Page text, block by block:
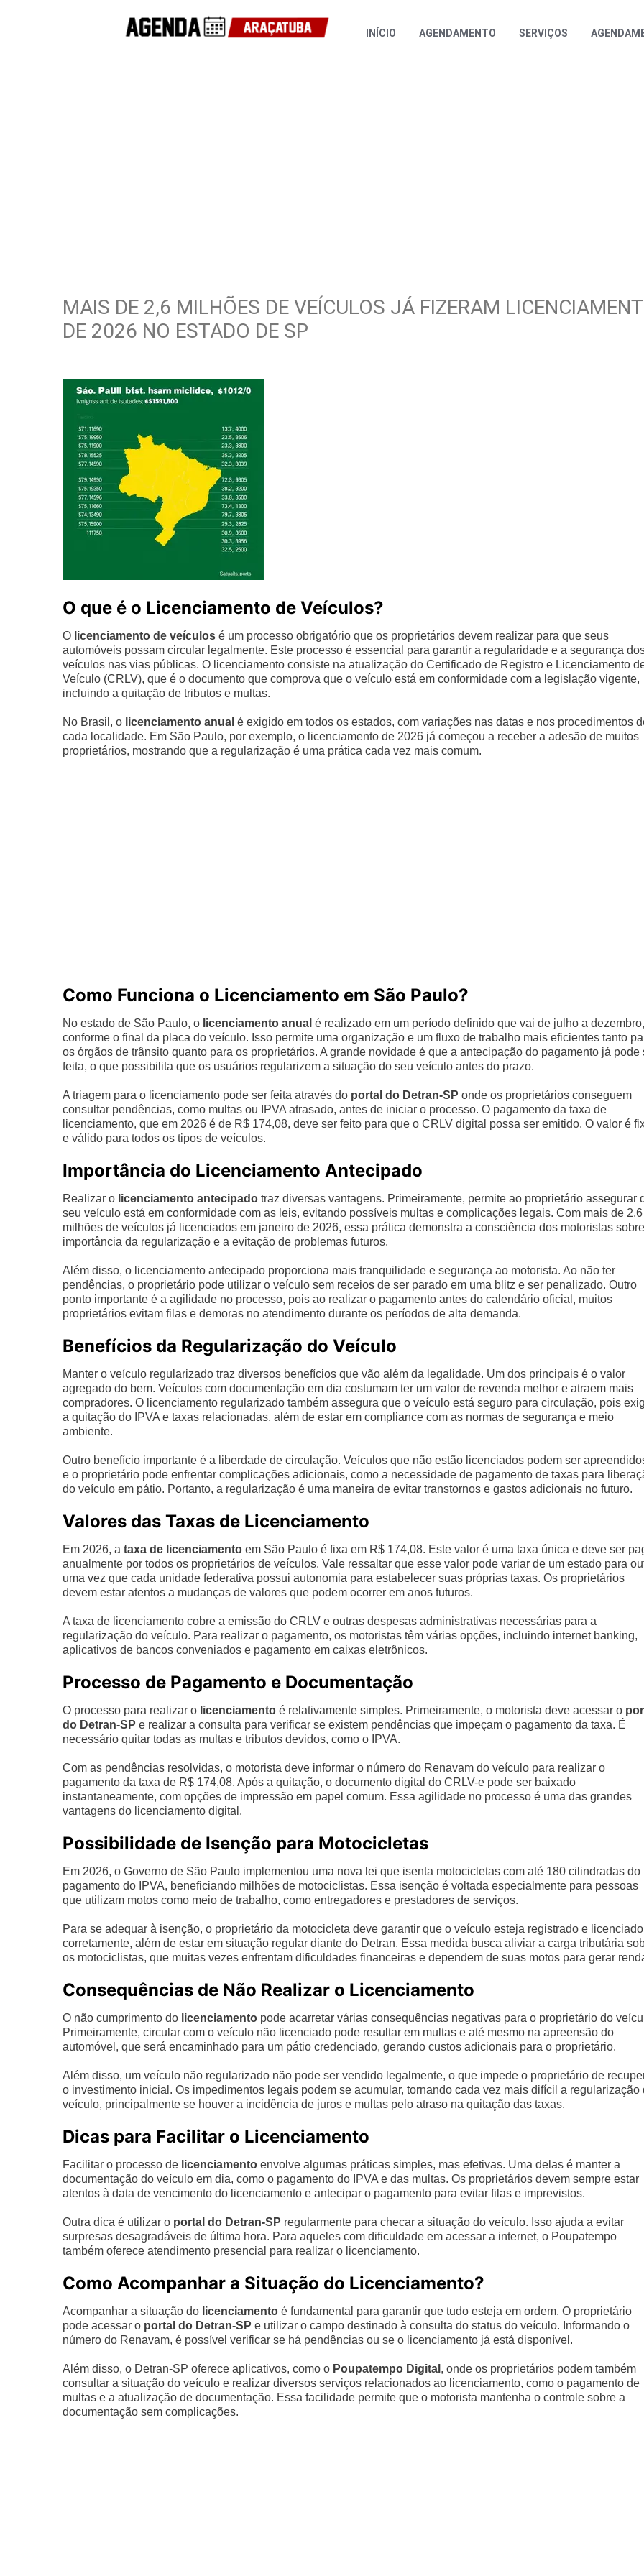
INÍCIO AGENDAMENTO SERVIÇOS
MAIS DE 2,6 MILHÕES DE VEÍCULOS JÁ FIZERAM
DE 2026 NO ESTADO DE SP
O que é o Licenciamento de Veículos?
O licenciamento de veículos é um processo obrigatório que os proprietários devem realizar para que seus
automóveis possam circular legalmente. Este processo é essencial para garantir a regularidade e a segurança
veículos nas vias públicas. O licenciamento consiste na atualização do Certificado de Registro e Licenciamento
Veículo (CRLV), que é o documento que comprova que o veículo está em conformidade com a legislação vigente,
incluindo a quitação de tributos e multas.
No Brasil, o licenciamento anual é exigido em todos os estados, com variações nas datas e nos procedimentos
cada localidade. Em São Paulo, por exemplo, o licenciamento de 2026 já começou a receber a adesão de muitos
proprietários, mostrando que a regularização é uma prática cada vez mais comum.
Como Funciona o Licenciamento em São Paulo?
No estado de São Paulo, o licenciamento anual é realizado em um período definido que vai de julho a dezembro,
conforme o final da placa do veículo. Isso permite uma organização e um fluxo de trabalho mais eficientes tanto
os órgãos de trânsito quanto para os proprietários. A grande novidade é que a antecipação do pagamento já pode
feita, o que possibilita que os usuários regularizem a situação do seu veículo antes do prazo.
A triagem para o licenciamento pode ser feita através do portal do Detran-SP onde os proprietários conseguem
consultar pendências, como multas ou IPVA atrasado, antes de iniciar o processo. O pagamento da taxa de
licenciamento, que em 2026 é de R$ 174,08, deve ser feito para que o CRLV digital possa ser emitido. O valor é
e válido para todos os tipos de veículos.
Importância do Licenciamento Antecipado
Realizar o licenciamento antecipado traz diversas vantagens. Primeiramente, permite ao proprietário assegurar
seu veículo está em conformidade com as leis, evitando possíveis multas e complicações legais. Com mais de 2,6
milhões de veículos já licenciados em janeiro de 2026, essa prática demonstra a consciência dos motoristas
importância da regularização e a evitação de problemas futuros.
Além disso, o licenciamento antecipado proporciona mais tranquilidade e segurança ao motorista. Ao não ter
pendências, o proprietário pode utilizar o veículo sem receios de ser parado em uma blitz e ser penalizado. Outro
ponto importante é a agilidade no processo, pois ao realizar o pagamento antes do calendário oficial, muitos
proprietários evitam filas e demoras no atendimento durante os períodos de alta demanda.
Benefícios da Regularização do Veículo
Manter o veículo regularizado traz diversos benefícios que vão além da legalidade. Um dos principais é o valor
agregado do bem. Veículos com documentação em dia costumam ter um valor de revenda melhor e atraem mais
compradores. O licenciamento regularizado também assegura que o veículo está seguro para circulação, pois
a quitação do IPVA e taxas relacionadas, além de estar em compliance com as normas de segurança e meio
ambiente.
Outro benefício importante é a liberdade de circulação. Veículos que não estão licenciados podem ser
e o proprietário pode enfrentar complicações adicionais, como a necessidade de pagamento de taxas para
do veículo em pátio. Portanto, a regularização é uma maneira de evitar transtornos e gastos adicionais no futuro.
Valores das Taxas de Licenciamento
Em 2026, a taxa de licenciamento em São Paulo é fixa em R$ 174,08. Este valor é uma taxa única e deve ser
anualmente por todos os proprietários de veículos. Vale ressaltar que esse valor pode variar de um estado para
uma vez que cada unidade federativa possui autonomia para estabelecer suas próprias taxas. Os proprietários
devem estar atentos a mudanças de valores que podem ocorrer em anos futuros.
A taxa de licenciamento cobre a emissão do CRLV e outras despesas administrativas necessárias para a
regularização do veículo. Para realizar o pagamento, os motoristas têm várias opções, incluindo internet banking,
aplicativos de bancos conveniados e pagamento em caixas eletrônicos.
Processo de Pagamento e Documentação
O processo para realizar o licenciamento é relativamente simples. Primeiramente, o motorista deve acessar o
do Detran-SP e realizar a consulta para verificar se existem pendências que impeçam o pagamento da taxa. É
necessário quitar todas as multas e tributos devidos, como o IPVA.
Com as pendências resolvidas, o motorista deve informar o número do Renavam do veículo para realizar o
pagamento da taxa de R$ 174,08. Após a quitação, o documento digital do CRLV-e pode ser baixado
instantaneamente, com opções de impressão em papel comum. Essa agilidade no processo é uma das grandes
vantagens do licenciamento digital.
Possibilidade de Isenção para Motocicletas
Em 2026, o Governo de São Paulo implementou uma nova lei que isenta motocicletas com até 180 cilindradas do
pagamento do IPVA, beneficiando milhões de motociclistas. Essa isenção é voltada especialmente para pessoas
que utilizam motos como meio de trabalho, como entregadores e prestadores de serviços.
Para se adequar à isenção, o proprietário da motocicleta deve garantir que o veículo esteja registrado e licenciado
corretamente, além de estar em situação regular diante do Detran. Essa medida busca aliviar a carga tributária
os motociclistas, que muitas vezes enfrentam dificuldades financeiras e dependem de suas motos para gerar
Consequências de Não Realizar o Licenciamento
O não cumprimento do licenciamento pode acarretar várias consequências negativas para o proprietário do
Primeiramente, circular com o veículo não licenciado pode resultar em multas e até mesmo na apreensão do
automóvel, que será encaminhado para um pátio credenciado, gerando custos adicionais para o proprietário.
Além disso, um veículo não regularizado não pode ser vendido legalmente, o que impede o proprietário de
o investimento inicial. Os impedimentos legais podem se acumular, tornando cada vez mais difícil a regularização
veículo, principalmente se houver a incidência de juros e multas pelo atraso na quitação das taxas.
Dicas para Facilitar o Licenciamento
Facilitar o processo de licenciamento envolve algumas práticas simples, mas efetivas. Uma delas é manter a
documentação do veículo em dia, como o pagamento do IPVA e das multas. Os proprietários devem sempre estar
atentos à data de vencimento do licenciamento e antecipar o pagamento para evitar filas e imprevistos.
Outra dica é utilizar o portal do Detran-SP regularmente para checar a situação do veículo. Isso ajuda a evitar
surpresas desagradáveis de última hora. Para aqueles com dificuldade em acessar a internet, o Poupatempo
também oferece atendimento presencial para realizar o licenciamento.
Como Acompanhar a Situação do Licenciamento?
Acompanhar a situação do licenciamento é fundamental para garantir que tudo esteja em ordem. O proprietário
pode acessar o portal do Detran-SP e utilizar o campo destinado à consulta do status do veículo. Informando o
número do Renavam, é possível verificar se há pendências ou se o licenciamento já está disponível.
Além disso, o Detran-SP oferece aplicativos, como o Poupatempo Digital , onde os proprietários podem também
consultar a situação do veículo e realizar diversos serviços relacionados ao licenciamento, como o pagamento de
multas e a atualização de documentação. Essa facilidade permite que o motorista mantenha o controle sobre a
documentação sem complicações.